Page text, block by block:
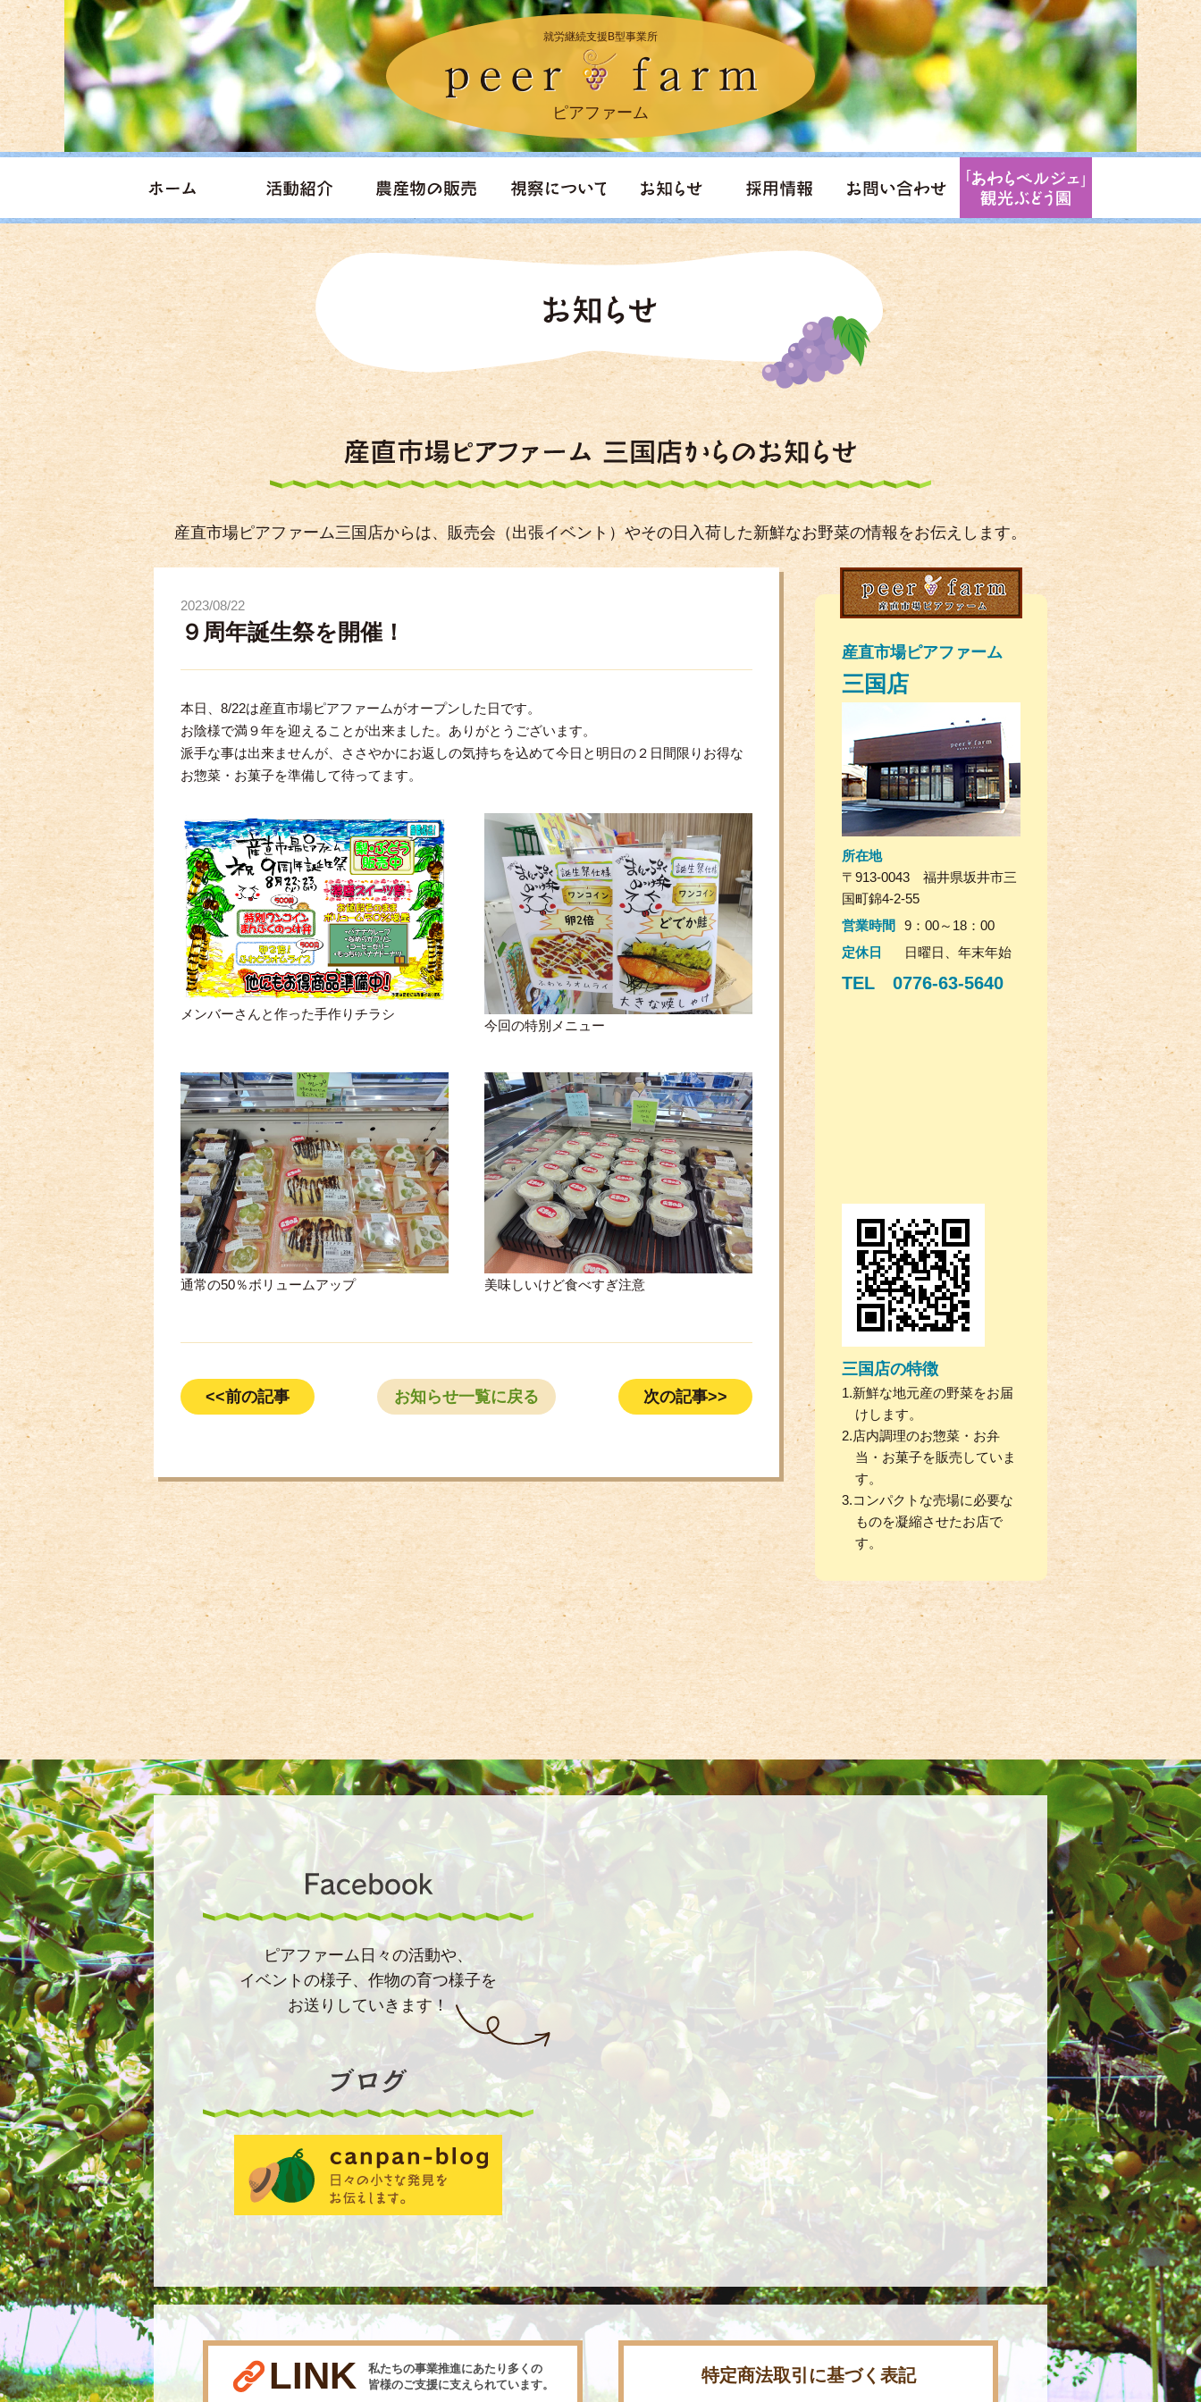
就労継続支援B型事業所
ピアファーム
産直市場ピアファーム三国店からは、販売会（出張イベント）やその日入荷した新鮮なお野菜の情報をお伝えします。
2023/08/22
９周年誕生祭を開催！
本日、8/22は産直市場ピアファームがオープンした日です。
お陰様で満９年を迎えることが出来ました。ありがとうございます。
派手な事は出来ませんが、ささやかにお返しの気持ちを込めて今日と明日の２日間限りお得な
お惣菜・お菓子を準備して待ってます。
メンバーさんと作った手作りチラシ
今回の特別メニュー
通常の50％ボリュームアップ 美味しいけど食べすぎ注意
<<前の記事 次の記事>>
お知らせ一覧に戻る
産直市場ピアファーム
三国店
所在地
〒913-0043 福井県坂井市三
国町錦4-2-55
営業時間
9：00～18：00
定休日
日曜日、年末年始
TEL 0776-63-5640
三国店の特徴
新鮮な地元産の野菜をお届
けします。
店内調理のお惣菜・お弁
当・お菓子を販売していま
す。
コンパクトな売場に必要な
ものを凝縮させたお店で
す。
ピアファーム日々の活動や、
イベントの様子、作物の育つ様子を
お送りしていきます！
LINK
私たちの事業推進にあたり多くの
皆様のご支援に支えられています。
特定商法取引に基づく表記